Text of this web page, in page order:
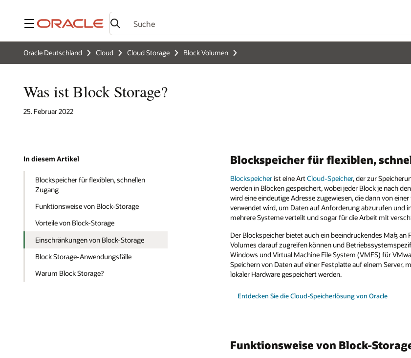
Menü
Oracle Deutschland Cloud Cloud Storage Block Volumen
Was ist Block Storage?
25. Februar 2022
In diesem Artikel
Blockspeicher für flexiblen, schnellen
Zugang
Funktionsweise von Block-Storage
Vorteile von Block-Storage
Einschränkungen von Block-Storage
Block Storage-Anwendungsfälle
Warum Block Storage?
Blockspeicher für flexiblen,
Blockspeicherist eine ArtCloud-Speicher, der zur
werden in Blöcken gespeichert, wobei jeder Block je nach
wird eine eindeutige Adresse zugewiesen, die dann von
verwendet wird, um Daten auf Anforderung abzurufen und
mehrere Systeme verteilt und sogar für die Arbeit mit
Der Blockspeicher bietet auch ein beeindruckendes Maß
Volumes darauf zugreifen können und
Windows und Virtual Machine File System (VMFS) für
Speichern von Daten auf einer Festplatte auf einem
lokaler Hardware gespeichert werden.
Entdecken Sie die Cloud-Speicherlösung von Oracle
Funktionsweise von Block-